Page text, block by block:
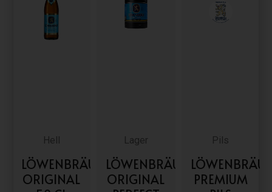
Hell
LÖWENBRÄU
ORIGINAL
Lager
LÖWENBRÄU
ORIGINAL
Pils
LÖWENBRÄU
PREMIUM